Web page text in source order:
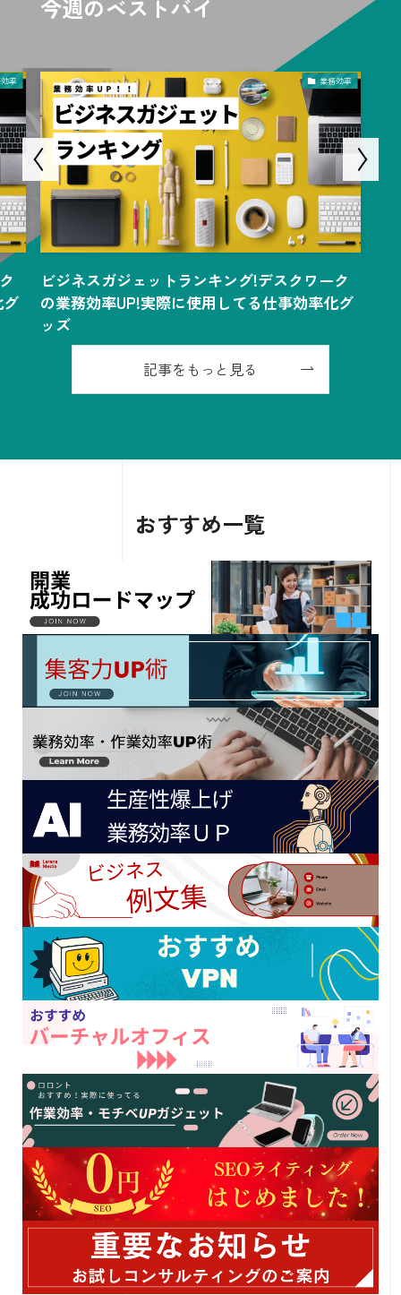
今週のベストバイ
業務効率
グ
業務効率
ビジネスガジェットランキング!デスクワーク
の業務効率UP!実際に使用してる仕事効率化グ
ッズ
記事をもっと見る
おすすめ一覧